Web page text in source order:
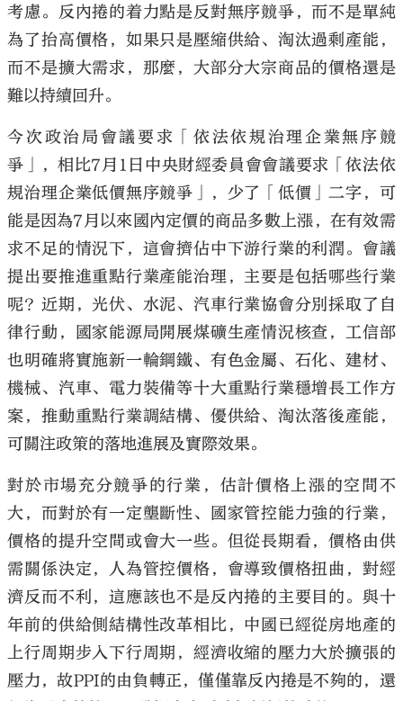
考慮。反內捲的着力點是反對無序競爭，而不是單純
為了抬高價格，如果只是壓縮供給、淘汰過剩產能，
而不是擴大需求，那麼，大部分大宗商品的價格還是
難以持續回升。
今次政治局會議要求「依法依規治理企業無序競
爭」，相比7月1日中央財經委員會會議要求「依法依
規治理企業低價無序競爭」，少了「低價」二字，可
能是因為7月以來國內定價的商品多數上漲，在有效需
求不足的情況下，這會擠佔中下游行業的利潤。會議
提出要推進重點行業產能治理，主要是包括哪些行業
呢？近期，光伏、水泥、汽車行業協會分別採取了自
律行動，國家能源局開展煤礦生產情況核查，工信部
也明確將實施新一輪鋼鐵、有色金屬、石化、建材、
機械、汽車、電力裝備等十大重點行業穩增長工作方
案，推動重點行業調結構、優供給、淘汰落後產能，
可關注政策的落地進展及實際效果。
對於市場充分競爭的行業，估計價格上漲的空間不
大，而對於有一定壟斷性、國家管控能力強的行業，
價格的提升空間或會大一些。但從長期看，價格由供
需關係決定，人為管控價格，會導致價格扭曲，對經
濟反而不利，這應該也不是反內捲的主要目的。與十
年前的供給側結構性改革相比，中國已經從房地產的
上行周期步入下行周期，經濟收縮的壓力大於擴張的
壓力，故PPI的由負轉正，僅僅靠反內捲是不夠的，還